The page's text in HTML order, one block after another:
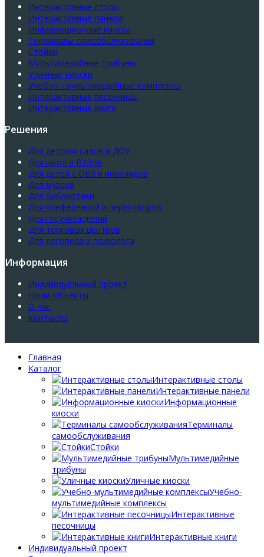
Интерактивные столы
Интерактивные панели
Информационные киоски
Терминалы самообслуживания
Стойки
Мультимедийные трибуны
Уличные киоски
Учебно - мультимедийные комплексы
Интерактивные песочницы
Интерактивные книги
Решения
Для детских садов и ДОУ
Для школ и ВУЗов
Для детей с ОВЗ и инвалидов
Для музеев
Для библиотеки
Для конференций и переговоров
Для госучреждений
Для торговых центров
Для логопеда и психолога
Информация
Индивидуальный проект
Наши объекты
О нас
Контакты
Главная
Каталог
Интерактивные столы
Интерактивные панели
Информационные
киоски
Терминалы
самообслуживания
Стойки
Мультимедийные
трибуны
Уличные киоски
Учебно-
мультимедийные комплексы
Интерактивные
песочницы
Интерактивные книги
Индивидуальный проект